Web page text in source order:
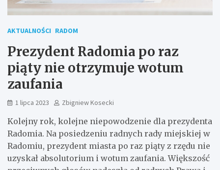
AKTUALNOŚCI RADOM
Prezydent Radomia po raz
piąty nie otrzymuje wotum
zaufania
1 lipca 2023 Zbigniew Kosecki
Kolejny rok, kolejne niepowodzenie dla prezydenta
Radomia. Na posiedzeniu radnych rady miejskiej w
Radomiu, prezydent miasta po raz piąty z rzędu nie
uzyskał absolutorium i wotum zaufania. Większość